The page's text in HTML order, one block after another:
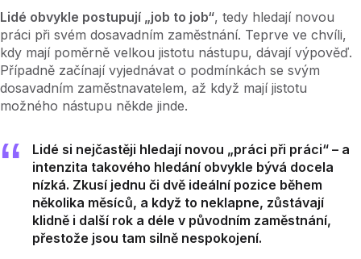
Lidé obvykle postupují „job to job“, tedy hledají novou
práci při svém dosavadním zaměstnání. Teprve ve chvíli,
kdy mají poměrně velkou jistotu nástupu, dávají výpověď.
Případně začínají vyjednávat o podmínkách se svým
dosavadním zaměstnavatelem, až když mají jistotu
možného nástupu někde jinde.
Lidé si nejčastěji hledají novou „práci při práci“ –⁠⁠⁠⁠⁠⁠ a
intenzita takového hledání obvykle bývá docela
nízká. Zkusí jednu či dvě ideální pozice během
několika měsíců, a když to neklapne, zůstávají
klidně i další rok a déle v původním zaměstnání,
přestože jsou tam silně nespokojení.